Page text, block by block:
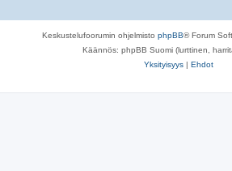
Keskustelufoorumin ohjelmisto phpBB® Forum
Käännös: phpBB Suomi (lurttinen,
Yksityisyys | Ehdot